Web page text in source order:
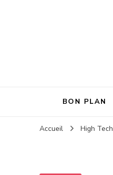
BON PLAN
Accueil High Tech